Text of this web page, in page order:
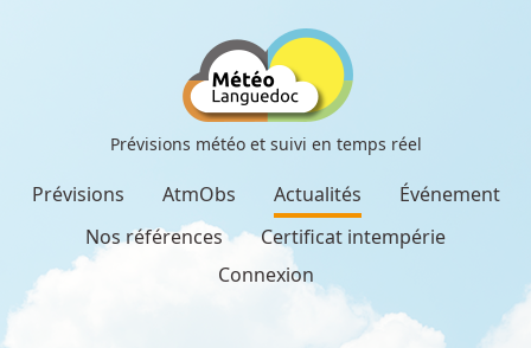
Prévisions météo et suivi en temps réel
Prévisions AtmObs Actualités
Événement
Nos références
Certificat intempérie
Connexion